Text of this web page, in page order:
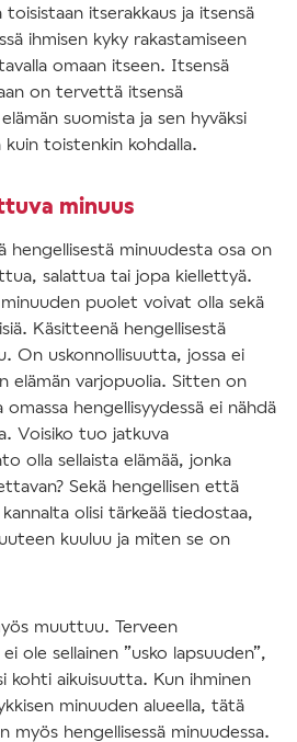
itserakkaus ja itsensä
ihmisen kyky rakastamiseen
omaan itseen. Itsensä
on tervettä itsensä
suomista ja sen hyväksi
toistenkin kohdalla.
minuus
hengellisestä minuudesta osa on
salattua tai jopa kiellettyä.
puolet voivat olla sekä
Käsitteenä hengellisestä
On uskonnollisuutta, jossa ei
elämän varjopuolia. Sitten on
hengellisyydessä ei nähdä
Voisiko tuo jatkuva
olla sellaista elämää, jonka
Sekä hengellisen että
olisi tärkeää tiedostaa,
kuuluu ja miten se on
muuttuu. Terveen
ole sellainen ”usko lapsuuden”,
kohti aikuisuutta. Kun ihminen
minuuden alueella, tätä
myös hengellisessä minuudessa.